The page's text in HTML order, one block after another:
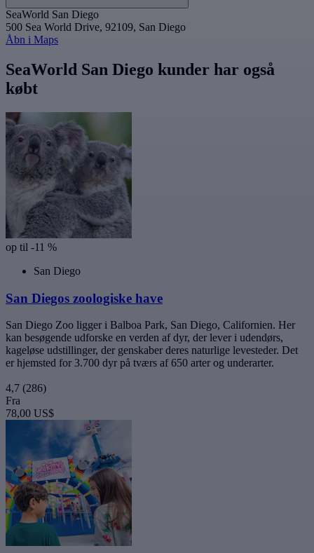
SeaWorld San Diego
500 Sea World Drive, 92109, San Diego
Åbn i Maps
SeaWorld San Diego kunder har også
købt
op til -11 %
San Diego
San Diegos zoologiske have
San Diego Zoo ligger i Balboa Park, San Diego, Californien. Her
kan besøgende udforske en verden af dyr, der lever i udendørs,
kageløse udstillinger, der genskaber deres naturlige levesteder. Det
er hjemsted for 3.700 dyr på tværs af 650 arter og underarter.
4,7 (286)
Fra
78,00 US$